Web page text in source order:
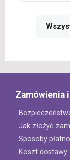
Zamówienia
·
· Jak złożyć
· Sposoby
· Koszt dostawy